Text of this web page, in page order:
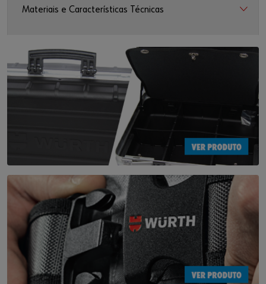
Materiais e Características Técnicas